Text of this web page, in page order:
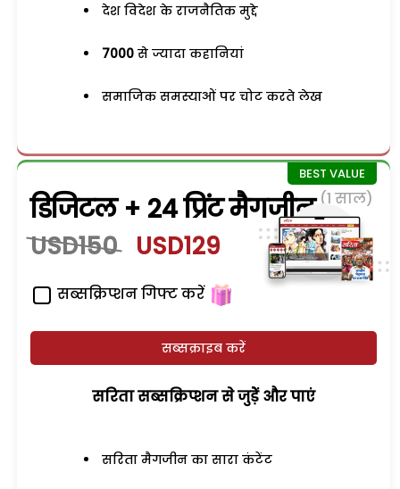
देश विदेश के राजनैतिक मुद्दे
7000 से ज्यादा कहानियां
समाजिक समस्याओं पर चोट करते लेख
डिजिटल + 24 प्रिंट मैगजीन (1 साल)
USD150 USD129
सब्सक्रिप्शन गिफ्ट करें
सब्सक्राइब करें
सरिता सब्सक्रिप्शन से जुड़ेें और पाएं
सरिता मैगजीन का सारा कंटेंट